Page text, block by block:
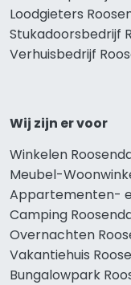
Loodgieters
Stukadoorsbedrijf
Verhuisbedrijf
Wij zijn er voor
Winkelen
Meubel-
Appartementen-
Camping
Overnachten
Vakantiehuis
Bungalowpark